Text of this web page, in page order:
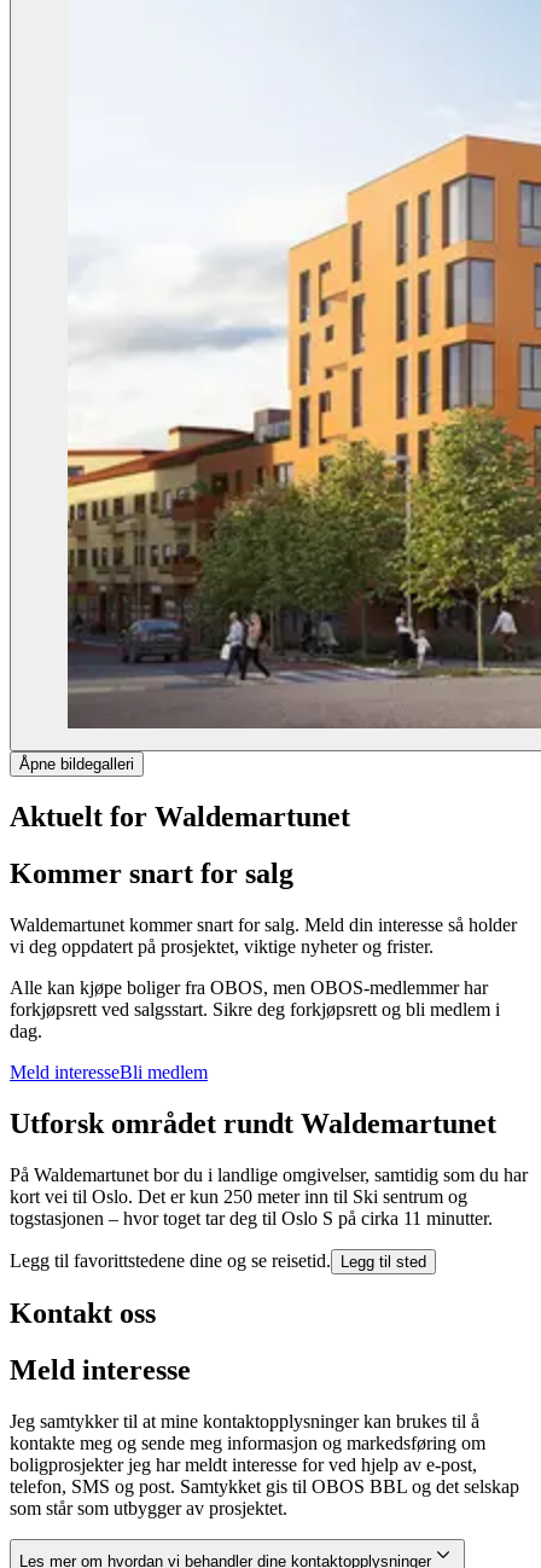
Åpne bildegalleri
Aktuelt for Waldemartunet
Kommer snart for salg
Waldemartunet kommer snart for salg. Meld din interesse så holder
vi deg oppdatert på prosjektet, viktige nyheter og frister.
Alle kan kjøpe boliger fra OBOS, men OBOS-medlemmer har
forkjøpsrett ved salgsstart. Sikre deg forkjøpsrett og bli medlem i
dag.
Meld interesseBli medlem
Utforsk området rundt Waldemartunet
På Waldemartunet bor du i landlige omgivelser, samtidig som du har
kort vei til Oslo. Det er kun 250 meter inn til Ski sentrum og
togstasjonen – hvor toget tar deg til Oslo S på cirka 11 minutter.
Legg til favorittstedene dine og se reisetid. Legg til sted
Kontakt oss
Meld interesse
Jeg samtykker til at mine kontaktopplysninger kan brukes til å
kontakte meg og sende meg informasjon og markedsføring om
boligprosjekter jeg har meldt interesse for ved hjelp av e-post,
telefon, SMS og post. Samtykket gis til OBOS BBL og det selskap
som står som utbygger av prosjektet.
Les mer om hvordan vi behandler dine kontaktopplysninger